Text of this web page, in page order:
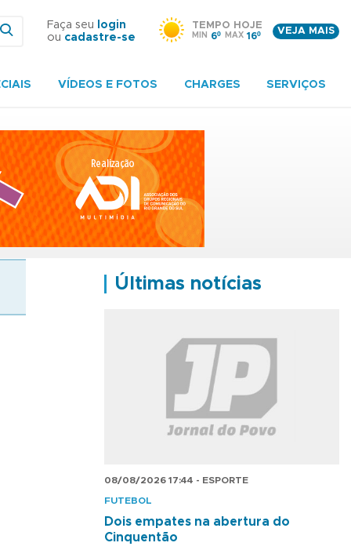
Faça seu
login
ou cadastre-se
TEMPO HOJE
MIN 6º MAX 16º
VEJA MAIS
VÍDEOS E FOTOS CHARGES SERVIÇOS
Últimas notícias
08/08/2026 17:44 - ESPORTE
FUTEBOL
Dois empates na abertura do
Cinquentão